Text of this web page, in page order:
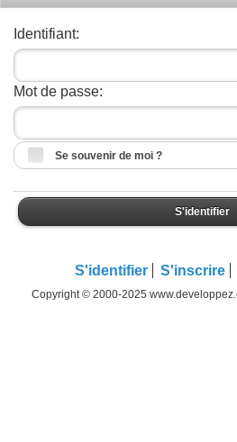
Identifiant:
Mot de passe:
Se souvenir de moi ?
S'identifier
S'identifier S'inscrire
Copyright © 2000-2025